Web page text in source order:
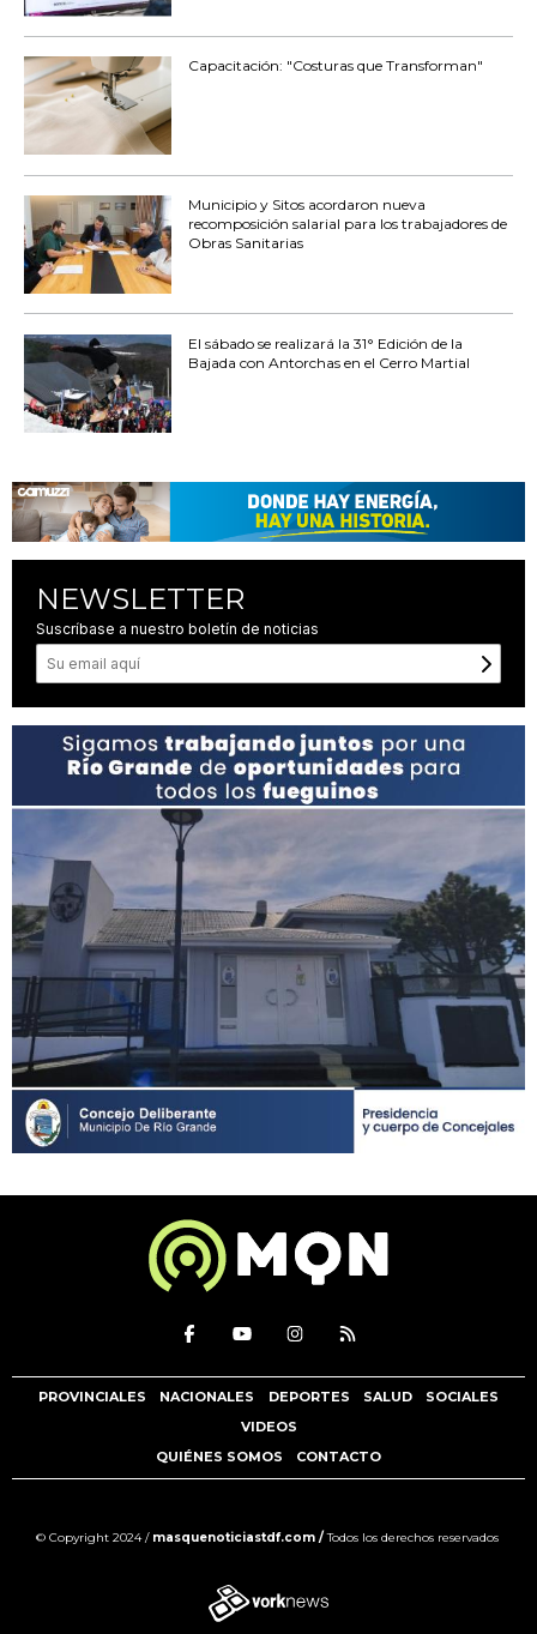
Capacitación: "Costuras que Transforman"
Municipio y Sitos acordaron nueva
recomposición salarial para los trabajadores de
Obras Sanitarias
El sábado se realizará la 31° Edición de la
Bajada con Antorchas en el Cerro Martial
NEWSLETTER
Suscríbase a nuestro boletín de noticias
PROVINCIALES NACIONALES DEPORTES SALUD
SOCIALES
VIDEOS
QUIÉNES SOMOS
CONTACTO
© Copyright 2024 / masquenoticiastdf.com /Todos los derechos reservados